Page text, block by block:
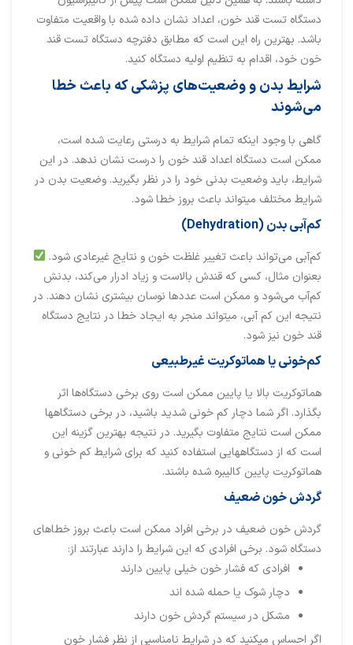
دستگاه تست قند خون، اعداد نشان داده شده با واقعیت متفاوت
باشد. بهترین راه این است که مطابق دفترچه دستگاه تست قند
خون خود، اقدام به تنظیم اولیه دستگاه کنید.
شرایط بدن و وضعیت‌های پزشکی که باعث خطا
می‌شوند
گاهی با وجود اینکه تمام شرایط به درستی رعایت شده است،
ممکن است دستگاه اعداد قند خون را درست نشان ندهد. در این
شرایط، باید وضعیت بدنی خود را در نظر بگیرید. وضعیت بدن در
شرایط مختلف میتواند باعث بروز خطا شود.
کم‌آبی بدن (Dehydration)
کم‌آبی می‌تواند باعث تغییر غلظت خون و نتایج غیرعادی شود.
بعنوان مثال، کسی که قندش بالاست و زیاد ادرار می‌کند، بدنش
کم‌آب می‌شود و ممکن است عددها نوسان بیشتری نشان دهند. در
نتیجه این کم آبی، میتواند منجر به ایجاد خطا در نتایج دستگاه
قند خون نیز شود.
کم‌خونی یا هماتوکریت غیرطبیعی
هماتوکریت بالا یا پایین ممکن است روی برخی دستگاه‌ها اثر
بگذارد. اگر شما دچار کم خونی شدید باشید، در برخی دستگاهها
ممکن است نتایج متفاوت بگیرید. در نتیجه بهترین گزینه این
است که از دستگاههایی استفاده کنید که برای شرایط کم خونی و
هماتوکریت پایین کالیبره شده باشند.
گردش خون ضعیف
گردش خون ضعیف در برخی افراد ممکن است باعث بروز خطاهای
دستگاه شود. برخی افرادی که این شرایط را دارند عبارتند از:
افرادی که فشار خون خیلی پایین دارند
دچار شوک یا حمله شده اند
مشکل در سیستم گردش خون دارند
اگر احساس میکنید که در شرایط نامناسبی از نظر فشار خون